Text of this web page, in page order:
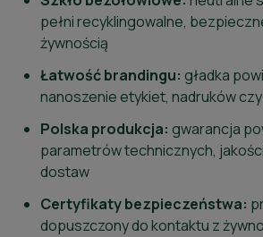
pełni recyklingowalne,
żywnością
Łatwość brandingu: gładka
nanoszenie etykiet, nadruków
Polska produkcja: gwarancja
parametrów technicznych,
dostaw
Certyfikaty bezpieczeństwa:
dopuszczony do kontaktu z